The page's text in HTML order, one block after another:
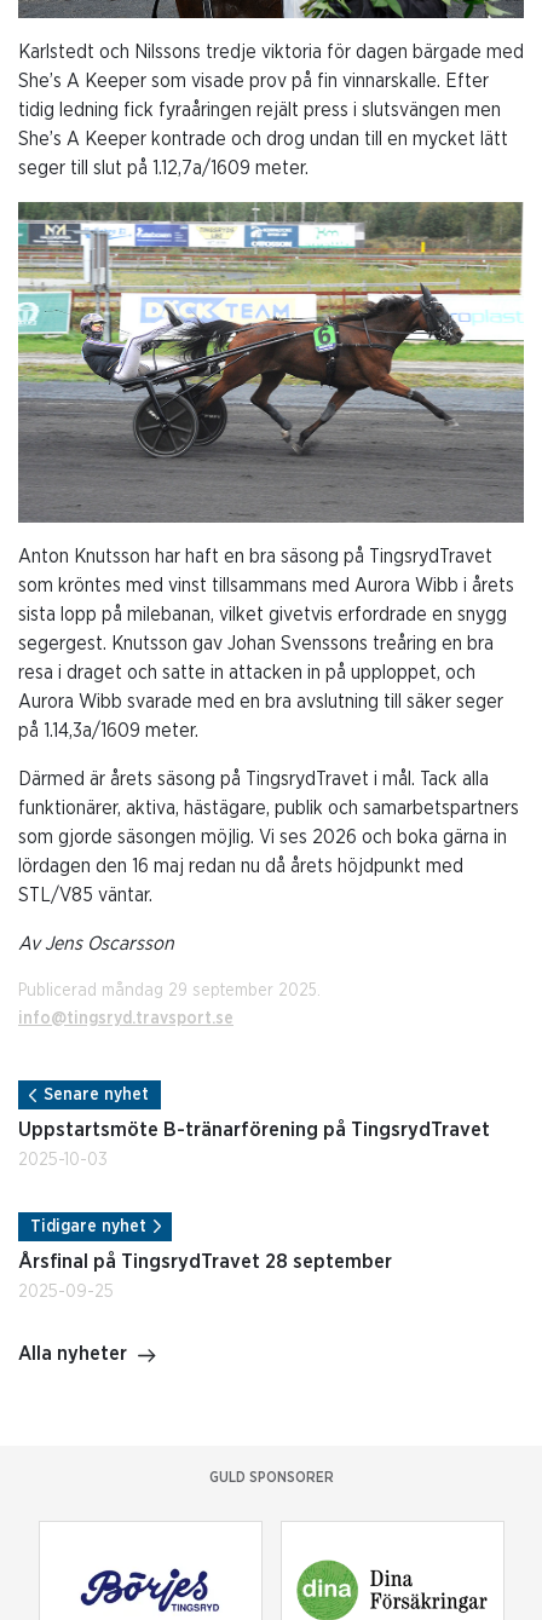
Karlstedt och Nilssons tredje viktoria för dagen bärgade med
She’s A Keeper som visade prov på fin vinnarskalle. Efter
tidig ledning fick fyraåringen rejält press i slutsvängen men
She’s A Keeper kontrade och drog undan till en mycket lätt
seger till slut på 1.12,7a/1609 meter.
Anton Knutsson har haft en bra säsong på TingsrydTravet
som kröntes med vinst tillsammans med Aurora Wibb i årets
sista lopp på milebanan, vilket givetvis erfordrade en snygg
segergest. Knutsson gav Johan Svenssons treåring en bra
resa i draget och satte in attacken in på upploppet, och
Aurora Wibb svarade med en bra avslutning till säker seger
på 1.14,3a/1609 meter.
Därmed är årets säsong på TingsrydTravet i mål. Tack alla
funktionärer, aktiva, hästägare, publik och samarbetspartners
som gjorde säsongen möjlig. Vi ses 2026 och boka gärna in
lördagen den 16 maj redan nu då årets höjdpunkt med
STL/V85 väntar.
Av Jens Oscarsson
Publicerad måndag 29 september 2025.
info@tingsryd.travsport.se
Senare nyhet
Uppstartsmöte B-tränarförening på TingsrydTravet
2025-10-03
Tidigare nyhet
Årsfinal på TingsrydTravet 28 september
2025-09-25
Alla nyheter
GULD SPONSORER